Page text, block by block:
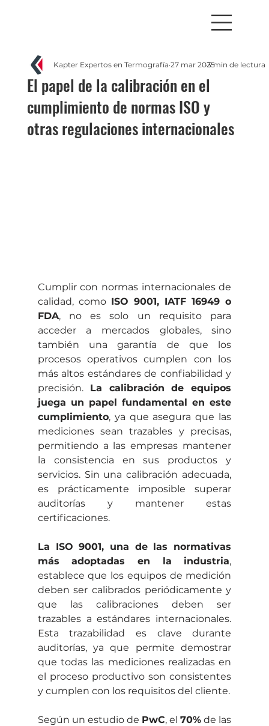
El papel de la calibración en el
cumplimiento de normas ISO y
otras regulaciones internacionales
Kapter Expertos en Termografía 27 mar 20253 min de lectura
Cumplir con normas internacionales de
calidad, como ISO 9001, IATF 16949 o
FDA, no es solo un requisito para
acceder a mercados globales, sino
también una garantía de que los
procesos operativos cumplen con los
más altos estándares de confiabilidad y
precisión. La calibración de equipos
juega un papel fundamental en este
cumplimiento, ya que asegura que las
mediciones sean trazables y precisas,
permitiendo a las empresas mantener
la consistencia en sus productos y
servicios. Sin una calibración adecuada,
es prácticamente imposible superar
auditorías y mantener estas
certificaciones.
La ISO 9001, una de las normativas
más adoptadas en la industria,
establece que los equipos de medición
deben ser calibrados periódicamente y
que las calibraciones deben ser
trazables a estándares internacionales.
Esta trazabilidad es clave durante
auditorías, ya que permite demostrar
que todas las mediciones realizadas en
el proceso productivo son consistentes
y cumplen con los requisitos del cliente.
Según un estudio de PwC, el 70% de las